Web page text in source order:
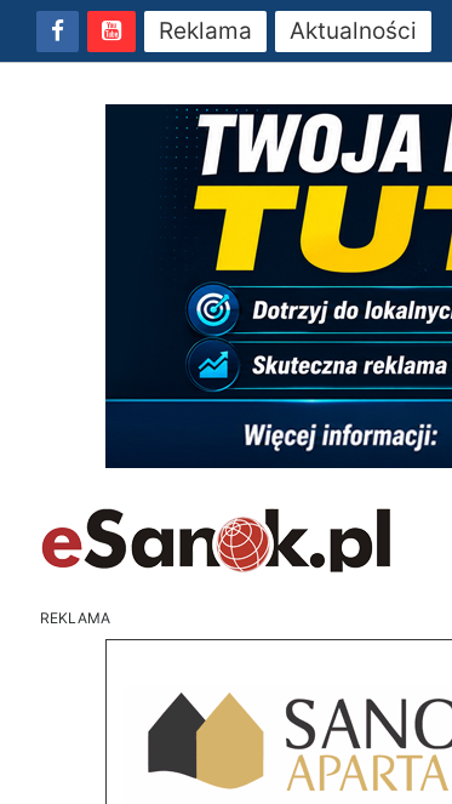
Reklama Aktualności
REKLAMA